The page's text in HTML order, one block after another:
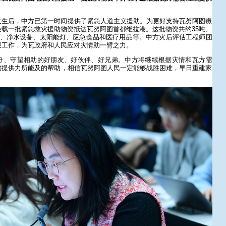
后，中方已第一时间提供了紧急人道主义援助。为更好支持瓦努阿图赈
一批紧急救灾援助物资抵达瓦努阿图首都维拉港。这批物资共约35吨、
净水设备、太阳能灯、应急食品和医疗用品等。中方灾后评估工程师团
作，为瓦政府和人民应对灾情助一臂之力。
、守望相助的好朋友、好伙伴、好兄弟。中方将继续根据灾情和瓦方需
供力所能及的帮助，相信瓦努阿图人民一定能够战胜困难，早日重建家